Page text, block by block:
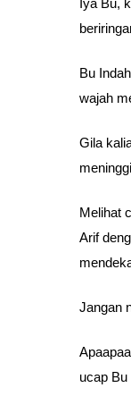
Iya Bu,
Bu
wajah
Gila
Melihat
Arif
Jangan
ucap